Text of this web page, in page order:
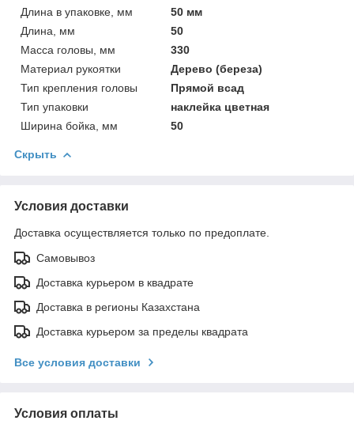
Длина в упаковке, мм
50 мм
Длина, мм
50
Масса головы, мм
330
Материал рукоятки
Дерево (береза)
Тип крепления головы
Прямой всад
Тип упаковки
наклейка цветная
Ширина бойка, мм
50
Скрыть
Условия доставки
Доставка осуществляется только по предоплате.
Самовывоз
Доставка курьером в квадрате
Доставка в регионы Казахстана
Доставка курьером за пределы квадрата
Все условия доставки
Условия оплаты